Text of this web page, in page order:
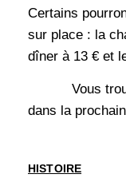
Certains
sur place : la
dîner à 13 € et
Vous
dans la
HISTOIRE